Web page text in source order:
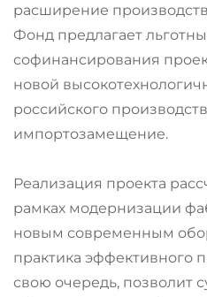
расширение
Фонд предлагает
софинансирования
новой
российского
импортозамещение.
Реализация проекта
рамках модернизации
новым современным
практика эффективного
свою очередь, позволит